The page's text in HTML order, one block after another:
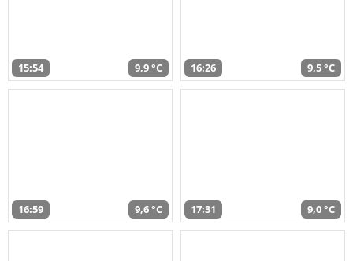
15:54 9,9 °C 16:26 9,5 °C
16:59 9,6 °C 17:31 9,0 °C